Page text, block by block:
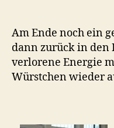
Am Ende noch ein
dann zurück in
verlorene Energie
Würstchen wieder